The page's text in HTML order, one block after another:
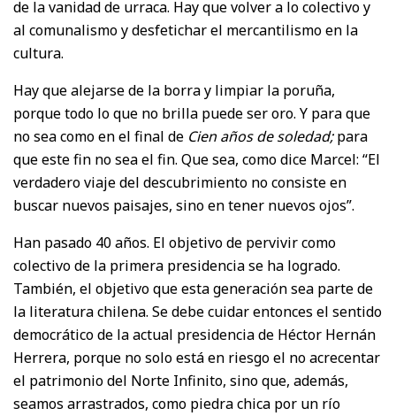
de la vanidad de urraca. Hay que volver a lo colectivo y
al comunalismo y desfetichar el mercantilismo en la
cultura.
Hay que alejarse de la borra y limpiar la poruña,
porque todo lo que no brilla puede ser oro. Y para que
no sea como en el final de Cien años de soledad;para
que este fin no sea el fin. Que sea, como dice Marcel: “El
verdadero viaje del descubrimiento no consiste en
buscar nuevos paisajes, sino en tener nuevos ojos”.
Han pasado 40 años. El objetivo de pervivir como
colectivo de la primera presidencia se ha logrado.
También, el objetivo que esta generación sea parte de
la literatura chilena. Se debe cuidar entonces el sentido
democrático de la actual presidencia de Héctor Hernán
Herrera, porque no solo está en riesgo el no acrecentar
el patrimonio del Norte Infinito, sino que, además,
seamos arrastrados, como piedra chica por un río